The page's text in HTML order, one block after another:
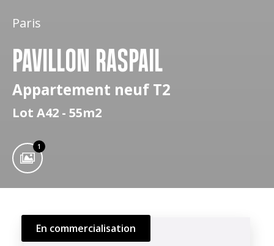
Paris
PAVILLON RASPAIL
Appartement neuf T2
Lot A42 - 55m2
1
En commercialisation